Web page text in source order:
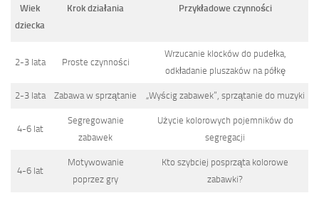
Wiek
dziecka
Krok działania Przykładowe czynności
2-3 lata Proste czynności
Wrzucanie klocków do pudełka,
odkładanie pluszaków na półkę
2-3 lata Zabawa w sprzątanie „Wyścig zabawek”, sprzątanie do muzyki
4-6 lat
Segregowanie
zabawek
Użycie kolorowych pojemników do
segregacji
4-6 lat
Motywowanie
poprzez gry
Kto szybciej posprząta kolorowe
zabawki?